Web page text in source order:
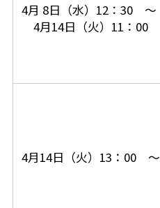
4月 8日（水）12：30 ～
4月14日（火）11：00
4月14日（火）13：00 ～